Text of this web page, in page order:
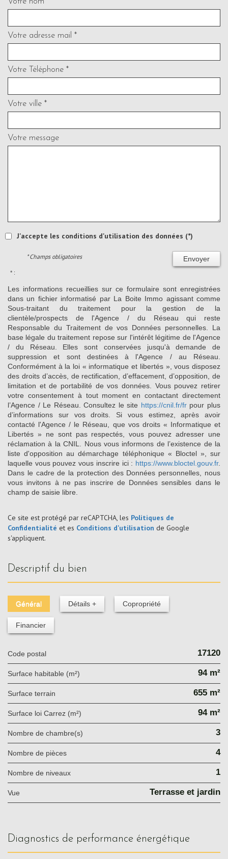
Votre adresse mail *
Votre Téléphone *
Votre ville *
Votre message
J'accepte les conditions d'utilisation des données (*)
Envoyer
* Champs obligatoires
* :
Les informations recueillies sur ce formulaire sont enregistrées
dans un fichier informatisé par La Boite Immo agissant comme
Sous-traitant du traitement pour la gestion de la
clientèle/prospects de l'Agence / du Réseau qui reste
Responsable du Traitement de vos Données personnelles. La
base légale du traitement repose sur l'intérêt légitime de l'Agence
/ du Réseau. Elles sont conservées jusqu'à demande de
suppression et sont destinées à l'Agence / au Réseau.
Conformément à la loi « informatique et libertés », vous disposez
des droits d’accès, de rectification, d’effacement, d’opposition, de
limitation et de portabilité de vos données. Vous pouvez retirer
votre consentement à tout moment en contactant directement
l’Agence / Le Réseau. Consultez le site https://cnil.fr/frpour plus
d’informations sur vos droits. Si vous estimez, après avoir
contacté l'Agence / le Réseau, que vos droits « Informatique et
Libertés » ne sont pas respectés, vous pouvez adresser une
réclamation à la CNIL. Nous vous informons de l’existence de la
liste d'opposition au démarchage téléphonique « Bloctel », sur
laquelle vous pouvez vous inscrire ici : https://www.bloctel.gouv.fr.
Dans le cadre de la protection des Données personnelles, nous
vous invitons à ne pas inscrire de Données sensibles dans le
champ de saisie libre.
Ce site est protégé par reCAPTCHA, les Politiques de
Confidentialité et es Conditions d'utilisation de Google
s'appliquent.
descriptif du bien
Général Détails + Copropriété
Financier
Code postal 17120
Surface habitable (m²) 94 m²
surface terrain 655 m²
Surface loi Carrez (m²) 94 m²
Nombre de chambre(s) 3
Nombre de pièces 4
Nombre de niveaux 1
Vue Terrasse et jardin
diagnostics de performance énergétique